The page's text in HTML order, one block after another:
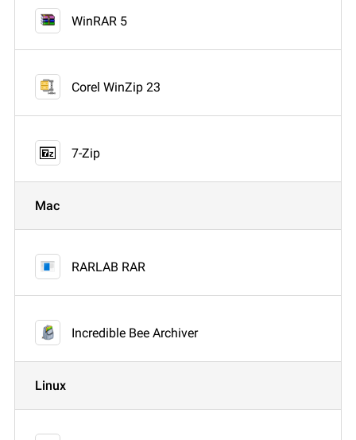
WinRAR 5
Corel WinZip 23
7-Zip
Mac
RARLAB RAR
Incredible Bee Archiver
Linux